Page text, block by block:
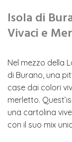
Isola di
Vivaci e
Nel mezzo della
di Burano, una
case dai colori
merletto.
una cartolina
con il suo mix